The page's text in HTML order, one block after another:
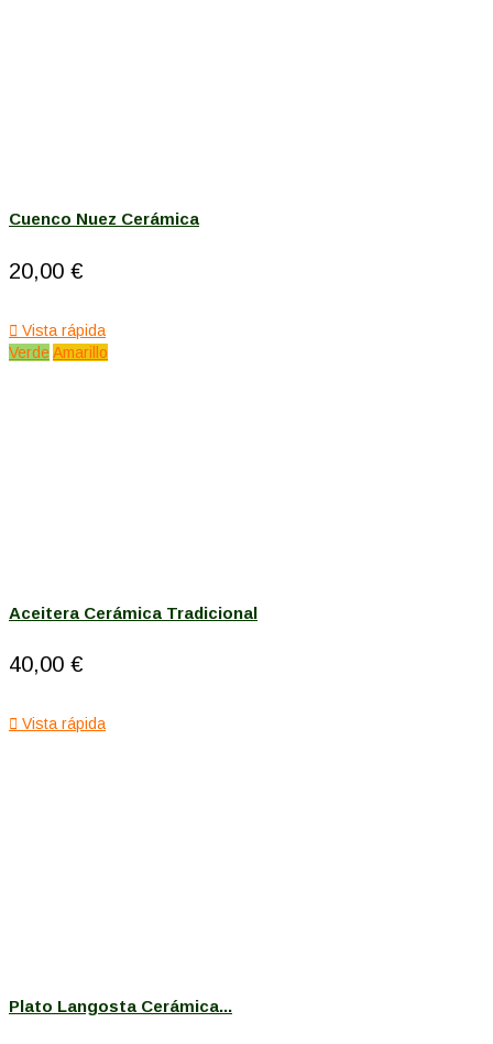
Cuenco Nuez Cerámica
20,00 €
 Vista rápida
Verde Amarillo
Aceitera Cerámica Tradicional
40,00 €
 Vista rápida
Plato Langosta Cerámica...